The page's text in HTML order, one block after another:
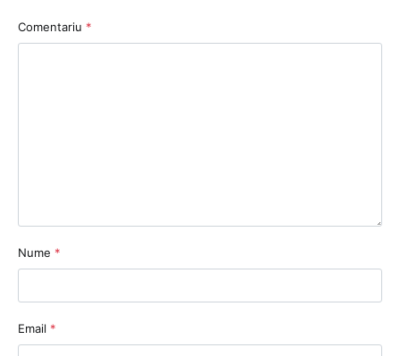
Comentariu *
Nume *
Email *